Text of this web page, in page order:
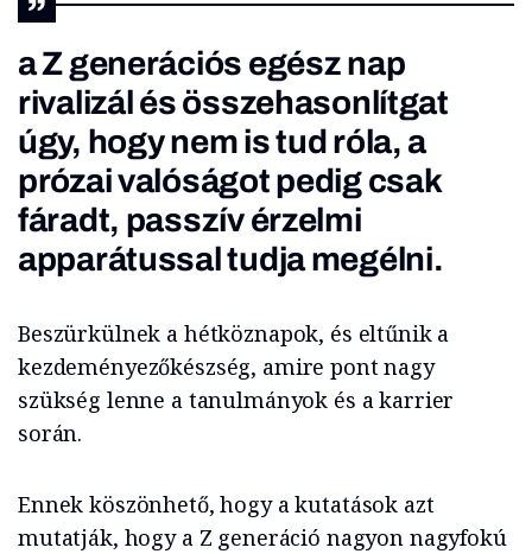
a Z generációs egész nap
rivalizál és összehasonlítgat
úgy, hogy nem is tud róla, a
prózai valóságot pedig csak
fáradt, passzív érzelmi
apparátussal tudja megélni.
Beszürkülnek a hétköznapok, és eltűnik a
kezdeményezőkészség, amire pont nagy
szükség lenne a tanulmányok és a karrier
során.
Ennek köszönhető, hogy a kutatások azt
mutatják, hogy a Z generáció nagyon nagyfokú